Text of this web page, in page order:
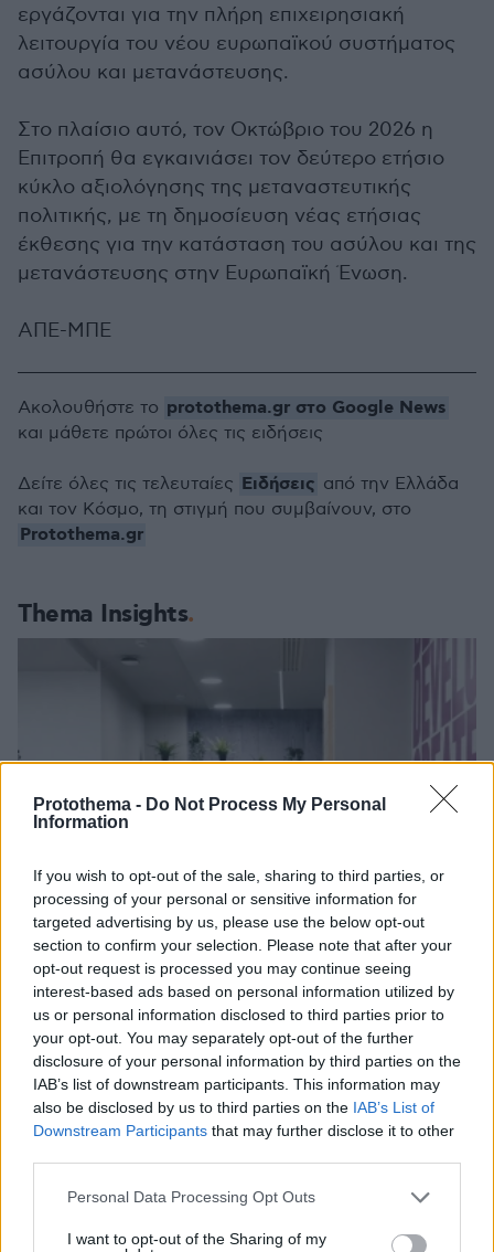
Protothema - Do Not Process My Personal
Information
If you wish to opt-out of the sale, sharing to third parties, or
processing of your personal or sensitive information for
targeted advertising by us, please use the below opt-out
section to confirm your selection. Please note that after your
opt-out request is processed you may continue seeing
interest-based ads based on personal information utilized by
us or personal information disclosed to third parties prior to
your opt-out. You may separately opt-out of the further
disclosure of your personal information by third parties on the
IAB’s list of downstream participants. This information may
also be disclosed by us to third parties on the IAB’s List of
Downstream Participants that may further disclose it to other
Please note that this website/app uses one or more Google
not limited to your visit or usage behaviour. You may click to
Personal Data Processing Opt Outs
I want to opt-out of the Sharing of my
εργάζονται για την πλήρη επιχειρησιακή
λειτουργία του νέου ευρωπαϊκού συστήματος
ασύλου και μετανάστευσης.
Στο πλαίσιο αυτό, τον Οκτώβριο του 2026 η
Επιτροπή θα εγκαινιάσει τον δεύτερο ετήσιο
κύκλο αξιολόγησης της μεταναστευτικής
πολιτικής, με τη δημοσίευση νέας ετήσιας
έκθεσης για την κατάσταση του ασύλου και της
μετανάστευσης στην Ευρωπαϊκή Ένωση.
ΑΠΕ-ΜΠΕ
Thema Insights
Κάτι αλλάζει στον χάρτη της πανεπιστημιακής εκπαίδευσης
στην Ελλάδα
03.08.2026, 11:06
Εθνική Τράπεζα: Η κορυφαία επιλογή για τη χρηματοδότηση
Ακολουθήστε το protothema.gr στο Google News
και μάθετε πρώτοι όλες τις ειδήσεις
Δείτε όλες τις τελευταίες Ειδήσεις από την Ελλάδα
και τον Κόσμο, τη στιγμή που συμβαίνουν, στο
Protothema.gr